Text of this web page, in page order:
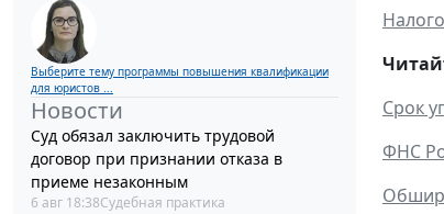
Выберите тему программы повышения квалификации
для юристов ...
Новости
Суд обязал заключить трудовой
договор при признании отказа в
приеме незаконным
6 авг 18:38Судебная практика
Срок
ФНС